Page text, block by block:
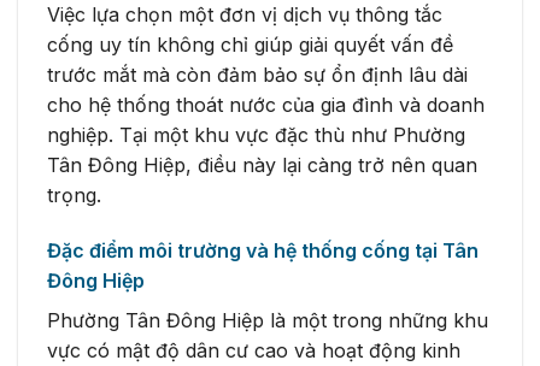
Việc lựa chọn một đơn vị dịch vụ thông tắc
cống uy tín không chỉ giúp giải quyết vấn đề
trước mắt mà còn đảm bảo sự ổn định lâu dài
cho hệ thống thoát nước của gia đình và doanh
nghiệp. Tại một khu vực đặc thù như Phường
Tân Đông Hiệp, điều này lại càng trở nên quan
trọng.
Đặc điểm môi trường và hệ thống cống tại Tân
Đông Hiệp
Phường Tân Đông Hiệp là một trong những khu
vực có mật độ dân cư cao và hoạt động kinh